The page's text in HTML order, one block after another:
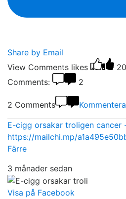
Share by Email
View Comments likes 20
Comments:
2
2 Comments
E-cigg orsakar troligen cancer
https://mailchi.mp/
Färre
3 månader sedan
Visa på Facebook